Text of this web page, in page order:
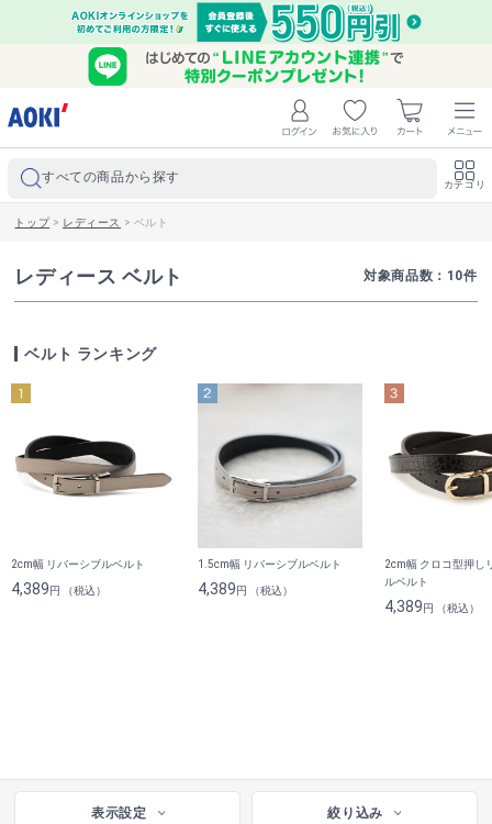
すべての商品から探す カテゴリ
トップ> レディース > ベルト
レディース ベルト 対象商品数： 10件
ベルト ランキング
2cm幅 リバーシブルベルト
4,389円 （税込）
1.5cm幅 リバーシブルベルト
4,389円 （税込）
2cm幅 クロコ型押し
ルベルト
4,389円 （税込）
表示設定 絞り込み